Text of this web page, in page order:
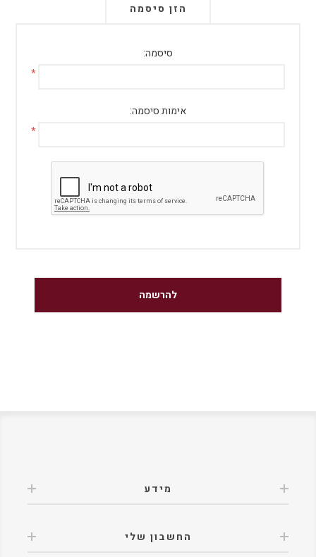
הזן סיסמה
סיסמה:
*
אימות סיסמה:
*
מידע
החשבון שלי